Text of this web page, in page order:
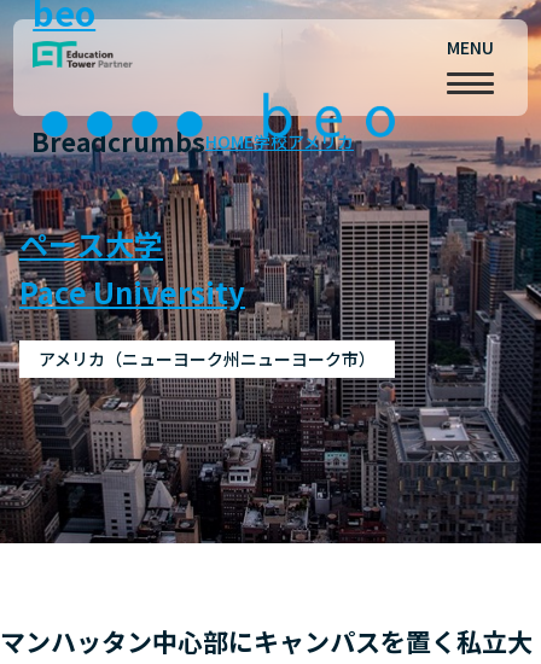
beo
MENU
BreadcrumbsHOME学校アメリカ
ペース大学
Pace University
アメリカ（ニューヨーク州ニューヨーク市）
マンハッタン中心部にキャンパスを置く私立大